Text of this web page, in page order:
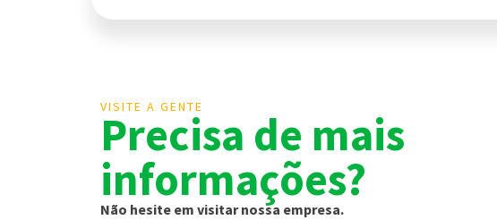
VISITE A GENTE
Precisa de mais
informações?
Não hesite em visitar nossa empresa.